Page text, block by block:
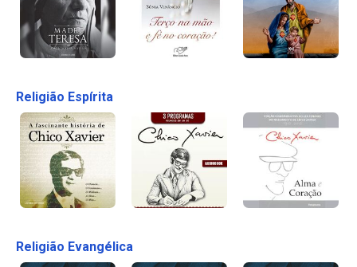
Religião Espírita
Religião Evangélica